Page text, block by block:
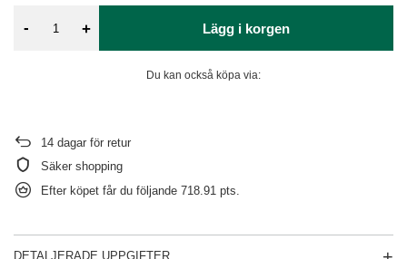
- + Lägg i korgen
Du kan också köpa via:
14 dagar för retur
Säker shopping
Efter köpet får du följande 718.91 pts.
DETALJERADE UPPGIFTER